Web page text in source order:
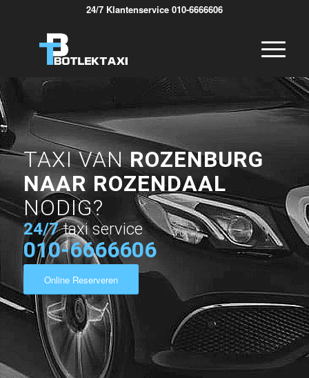
24/7 Klantenservice 010-6666606
TAXI VANROZENBURG
NAAR ROZENDAAL
NODIG?
24/7 taxi service
010-6666606
Online Reserveren